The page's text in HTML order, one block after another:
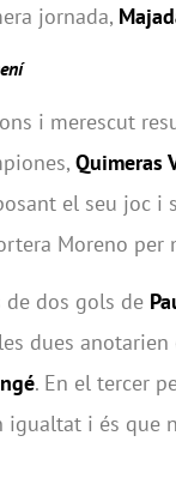
jornada,
i merescut
Quimeras
el seu joc i
Moreno per
de dos gols de
dues
. En el tercer
igualtat i és que